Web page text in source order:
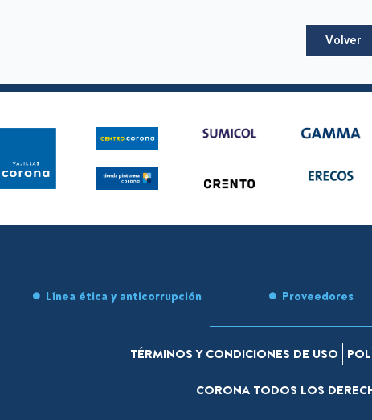
Volver
Línea ética y anticorrupción Proveedores
TÉRMINOS Y CONDICIONES DE USO
CORONA TODOS LOS